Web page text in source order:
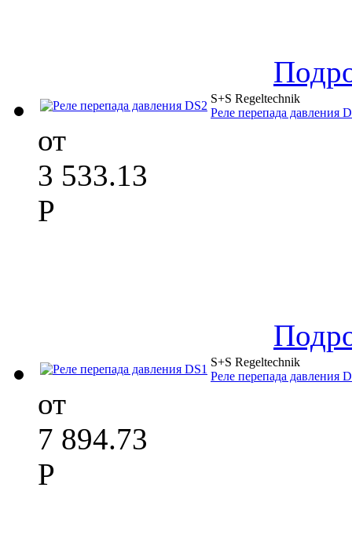
S+S Regeltechnik
Реле перепада давления
от
3 533.13
Р
S+S Regeltechnik
Реле перепада давления
от
7 894.73
Р